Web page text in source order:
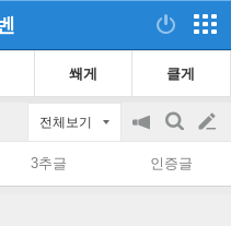
쐐게 클게
전체보기
공
on/off
검
색
글
쓰
3추글 인증글